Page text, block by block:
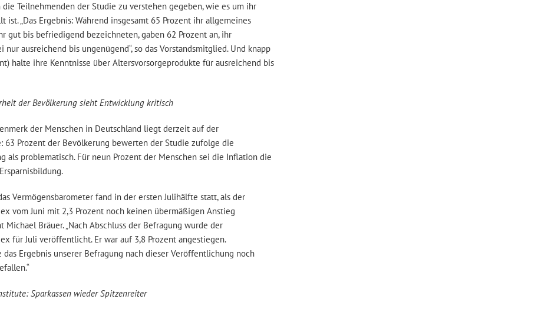
Teilnehmenden der Studie zu verstehen gegeben, wie es um ihr
ist. „Das Ergebnis: Während insgesamt 65 Prozent ihr allgemeines
gut bis befriedigend bezeichneten, gaben 62 Prozent an, ihr
nur ausreichend bis ungenügend“, so das Vorstandsmitglied. Und knapp
halte ihre Kenntnisse über Altersvorsorgeprodukte für ausreichend bis
der Bevölkerung sieht Entwicklung kritisch
der Menschen in Deutschland liegt derzeit auf der
63 Prozent der Bevölkerung bewerten der Studie zufolge die
als problematisch. Für neun Prozent der Menschen sei die Inflation die
Vermögensbarometer fand in der ersten Julihälfte statt, als der
vom Juni mit 2,3 Prozent noch keinen übermäßigen Anstieg
Michael Bräuer. „Nach Abschluss der Befragung wurde der
für Juli veröffentlicht. Er war auf 3,8 Prozent angestiegen.
das Ergebnis unserer Befragung nach dieser Veröffentlichung noch
Sparkassen wieder Spitzenreiter